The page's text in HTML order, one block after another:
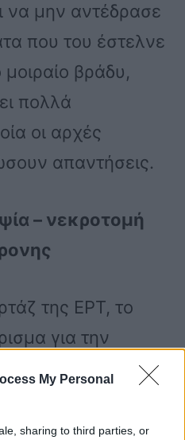
My Personal
sharing to third parties, or
να μην αντέδρασε
που του έστελνε
βράδυ,
πολλά
οι αρχές
απαντήσεις.
– νεκροτομή
της ΕΡΤ, το
για την
ήδη στις
αρχές.